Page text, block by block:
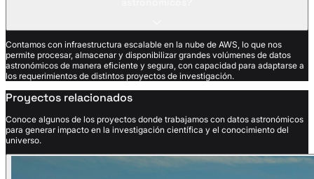
Contamos con infraestructura escalable en la nube de AWS, lo que nos
permite procesar, almacenar y disponibilizar grandes volúmenes de datos
astronómicos de manera eficiente y segura, con capacidad para adaptarse a
los requerimientos de distintos proyectos de investigación.
Proyectos relacionados
Conoce algunos de los proyectos donde trabajamos con datos astronómicos
para generar impacto en la investigación científica y el conocimiento del
universo.